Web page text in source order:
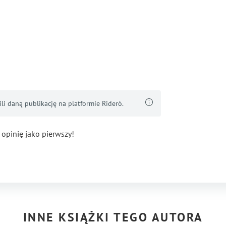
daną publikację na platformie Riderò.
opinię jako pierwszy!
INNE KSIĄŻKI TEGO AUTORA